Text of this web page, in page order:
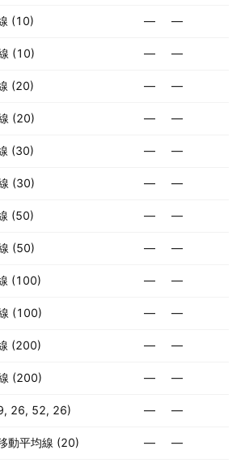
(10) — —
(10) — —
(20) — —
(20) — —
(30) — —
(30) — —
(50) — —
(50) — —
(100) — —
(100) — —
(200) — —
(200) — —
26, 52, 26) — —
動平均線 (20) — —